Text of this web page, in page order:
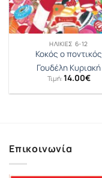
ΗΛΙΚΊΕΣ 6-12
Κοκός ο ποντικός
Γουδέλη Κυριακή
Τιμή: 14.00€
Επικοινωνία